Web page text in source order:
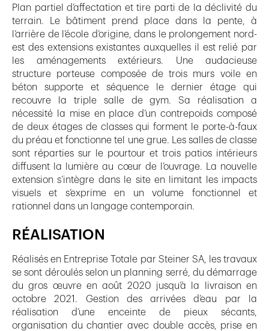
Plan partiel d’affectation et tire parti de la déclivité du
terrain. Le bâtiment prend place dans la pente, à
l’arrière de l’école d’origine, dans le prolongement nord-
est des extensions existantes auxquelles il est relié par
les aménagements extérieurs. Une audacieuse
structure porteuse composée de trois murs voile en
béton supporte et séquence le dernier étage qui
recouvre la triple salle de gym. Sa réalisation a
nécessité la mise en place d’un contrepoids composé
de deux étages de classes qui forment le porte-à-faux
du préau et fonctionne tel une grue. Les salles de classe
sont réparties sur le pourtour et trois patios intérieurs
diffusent la lumière au cœur de l’ouvrage. La nouvelle
extension s’intègre dans le site en limitant les impacts
visuels et s’exprime en un volume fonctionnel et
rationnel dans un langage contemporain.
RÉALISATION
Réalisés en Entreprise Totale par Steiner SA, les travaux
se sont déroulés selon un planning serré, du démarrage
du gros œuvre en août 2020 jusqu’à la livraison en
octobre 2021. Gestion des arrivées d’eau par la
réalisation d’une enceinte de pieux sécants,
organisation du chantier avec double accès, prise en